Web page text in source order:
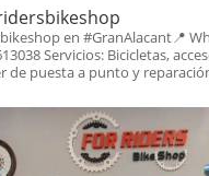
en #GranAlacant📍
Servicios: Bicicletas,
de puesta a punto y